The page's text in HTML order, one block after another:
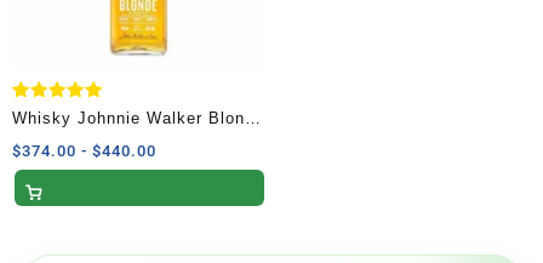
Valorado
con
5.00
de 5
Whisky Johnnie Walker Blonde
Blended Scotch 700 ml
$374.00 - $440.00
de
$374.00